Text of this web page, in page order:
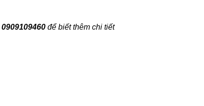
0909109460 để biết thêm chi tiết